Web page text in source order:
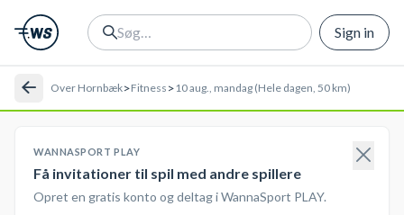
Sign in
Over Hornbæk>Fitness >10 aug., mandag (Hele dagen, 50 km)
WANNASPORT PLAY
Få invitationer til spil med andre spillere
Opret en gratis konto og deltag i WannaSport PLAY.